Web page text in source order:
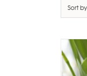
Sort by